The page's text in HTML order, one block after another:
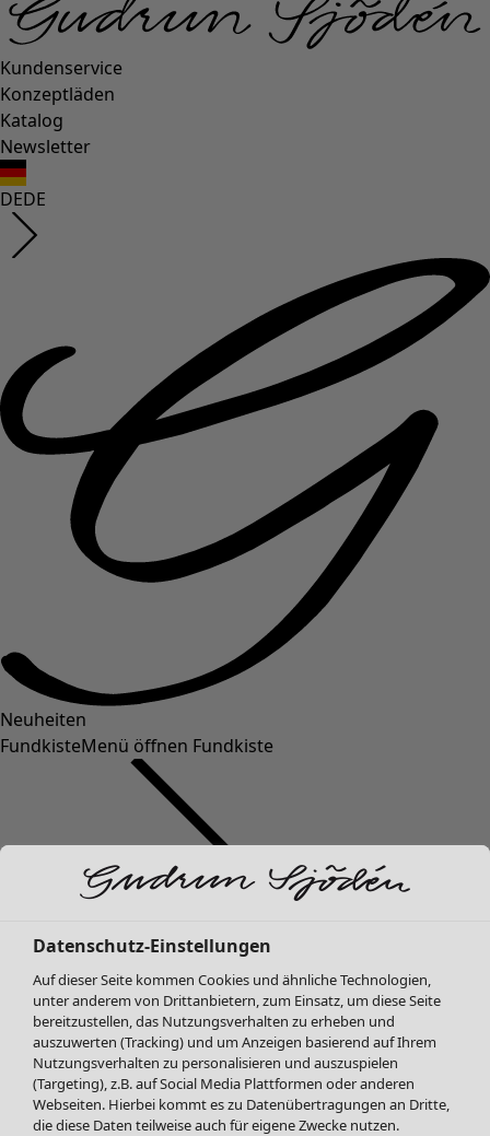
Kundenservice
Konzeptläden
Katalog
Newsletter
DEDE
Neuheiten
FundkisteMenü öffnen Fundkiste
Alle anzeigen
Kleider
Tuniken
Blusen
Pullover & Shirts
Strickjacken
Datenschutz-Einstellungen
Auf dieser Seite kommen Cookies und ähnliche Technologien,
unter anderem von Drittanbietern, zum Einsatz, um diese Seite
bereitzustellen, das Nutzungsverhalten zu erheben und
auszuwerten (Tracking) und um Anzeigen basierend auf Ihrem
Nutzungsverhalten zu personalisieren und auszuspielen
(Targeting), z.B. auf Social Media Plattformen oder anderen
Webseiten. Hierbei kommt es zu Datenübertragungen an Dritte,
die diese Daten teilweise auch für eigene Zwecke nutzen.